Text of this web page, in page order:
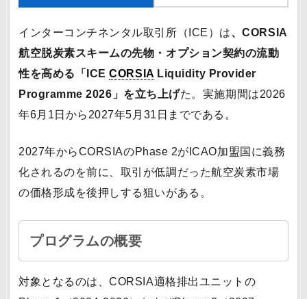
インターコンチネンタル取引所（ICE）は、CORSIA
航空脱炭素スキームの先物・オプション契約の流動
性を高める「ICECORSIA Liquidity Provider
Programme 2026」を立ち上げた。実施期間は2026
年6月1日から2027年5月31日までである。
2027年からCORSIAのPhase 2がICAO加盟国に義務
化されるのを前に、取引が低調だった航空炭素市場
の価格形成を後押しする狙いがある。
プログラムの概要
対象となるのは、CORSIA適格排出ユニットの